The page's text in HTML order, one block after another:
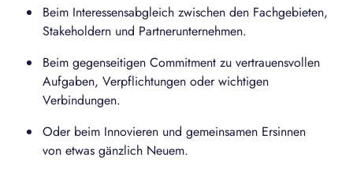
Beim Interessensabgleich zwischen den Fachgebieten,
Stakeholdern und Partnerunternehmen.
Beim gegenseitigen Commitment zu vertrauensvollen
Aufgaben, Verpflichtungen oder wichtigen
Verbindungen.
Oder beim Innovieren und gemeinsamen Ersinnen
von etwas gänzlich Neuem.